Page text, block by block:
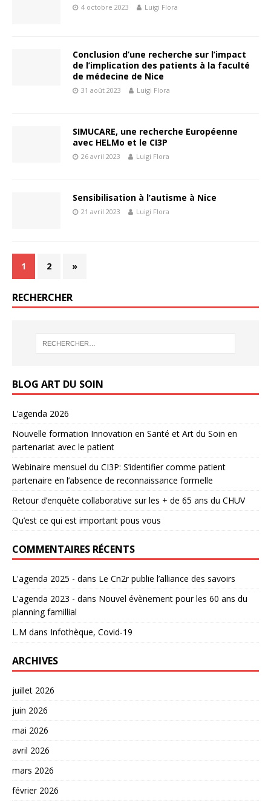
4 octobre 2023 Luigi Flora
Conclusion d’une recherche sur l’impact
de l’implication des patients à la faculté
de médecine de Nice
31 août 2023 Luigi Flora
SIMUCARE, une recherche Européenne
avec HELMo et le CI3P
26 avril 2023 Luigi Flora
Sensibilisation à l’autisme à Nice
21 avril 2023 Luigi Flora
1 2 »
RECHERCHER
BLOG ART DU SOIN
L’agenda 2026
Nouvelle formation Innovation en Santé et Art du Soin en
partenariat avec le patient
Webinaire mensuel du CI3P: S’identifier comme patient
partenaire en l’absence de reconnaissance formelle
Retour d’enquête collaborative sur les + de 65 ans du CHUV
Qu’est ce qui est important pous vous
COMMENTAIRES RÉCENTS
L'agenda 2025 - dans Le Cn2r publie l’alliance des savoirs
L'agenda 2023 - dans Nouvel évènement pour les 60 ans du
planning famillial
L.M dans Infothèque, Covid-19
ARCHIVES
juillet 2026
juin 2026
mai 2026
avril 2026
mars 2026
février 2026